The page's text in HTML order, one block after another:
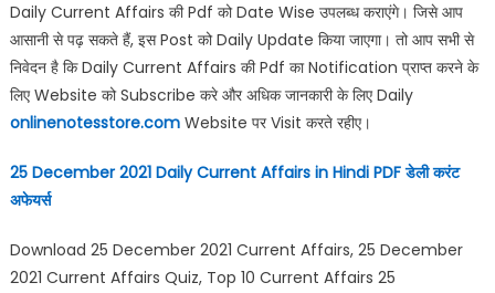
Daily Current Affairs की Pdf को Date Wise उपलब्ध कराएंगे। जिसे आप
आसानी से पढ़ सकते हैं, इस Post को Daily Update किया जाएगा। तो आप सभी से
निवेदन है कि Daily Current Affairs की Pdf का Notification प्राप्त करने के
लिए Website को Subscribe करे और अधिक जानकारी के लिए Daily
onlinenotesstore.com Website पर Visit करते रहीए।
25 December 2021 Daily Current Affairs in Hindi PDFडेली करंट
अफेयर्स
Download 25 December 2021 Current Affairs, 25 December
2021 Current Affairs Quiz, Top 10 Current Affairs 25